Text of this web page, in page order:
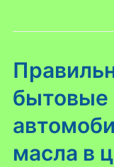
бытовые
масла в